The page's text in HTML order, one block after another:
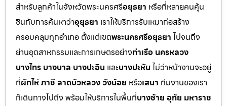
สำหรับลูกค้าในจังหวัดพระนครศรีอยุธยา หรือที่หลายคนคุ้น
ชินกับการค้นหาว่าอุยุธยา เราให้บริการรับเหมาก่อสร้าง
ครอบคลุมทุกอำเภอ ตั้งแต่เขตพระนครศรีอยุธยา ไปจนถึง
ย่านอุตสาหกรรมและการเกษตรอย่างท่าเรือ นครหลวง
บางไทร บางบาล บางปะอิน และบางปะหัน ไม่ว่าหน้างานจะอยู่
ที่ผักไห่ ภาชี ลาดบัวหลวง วังน้อย หรือเสนา ทีมงานของเรา
ก็เดินทางไปถึง พร้อมให้บริการในพื้นที่บางซ้าย อุทัย มหาราช